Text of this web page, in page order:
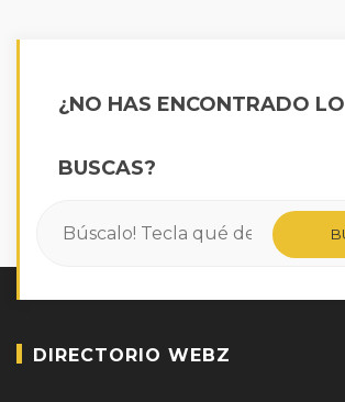
¿NO HAS ENCONTRADO
BUSCAS?
DIRECTORIO WEBZ